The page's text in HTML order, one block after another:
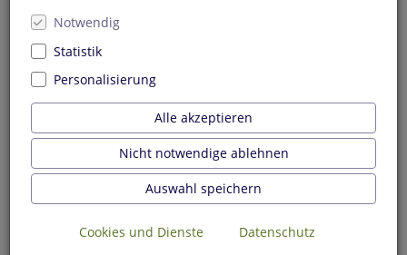
Notwendig
Statistik
Personalisierung
Alle akzeptieren
Nicht notwendige ablehnen
Auswahl speichern
Cookies und Dienste
Datenschutz
entstehen.
Ihre E-Mail Adresse
Ich habe die Literaturkurier-Datenschutzerklärung zur
Kenntnis genommen
Die Einwilligung Ihrer gesetzlichen Vertreter ist
erforderlich, soweit Sie noch nicht 16 Jahre alt sind. Die
gesetzlichen Vertretern unterschrieben und an uns